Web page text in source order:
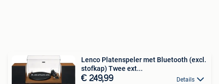
Lenco Platenspeler met Bluetooth (excl.
stofkap) Twee ext...
€ 249,99 Details